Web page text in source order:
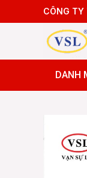
to
CÔNG TY
DANH